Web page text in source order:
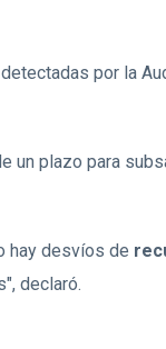
detectadas por la
un plazo para
hay desvíos de
declaró.